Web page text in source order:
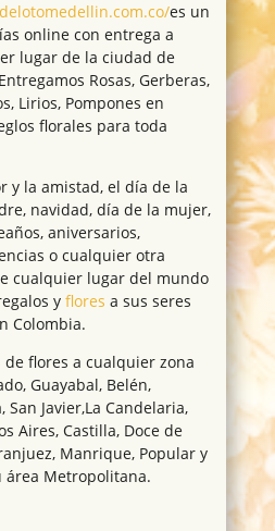
es un
online con entrega a
lugar de la ciudad de
Rosas, Gerberas,
Lirios, Pompones en
florales para toda
y la amistad, el día de la
navidad, día de la mujer,
aniversarios,
o cualquier otra
cualquier lugar del mundo
y flores a sus seres
Colombia.
de flores a cualquier zona
Guayabal, Belén,
San Javier,La Candelaria,
Aires, Castilla, Doce de
Manrique, Popular y
área Metropolitana.